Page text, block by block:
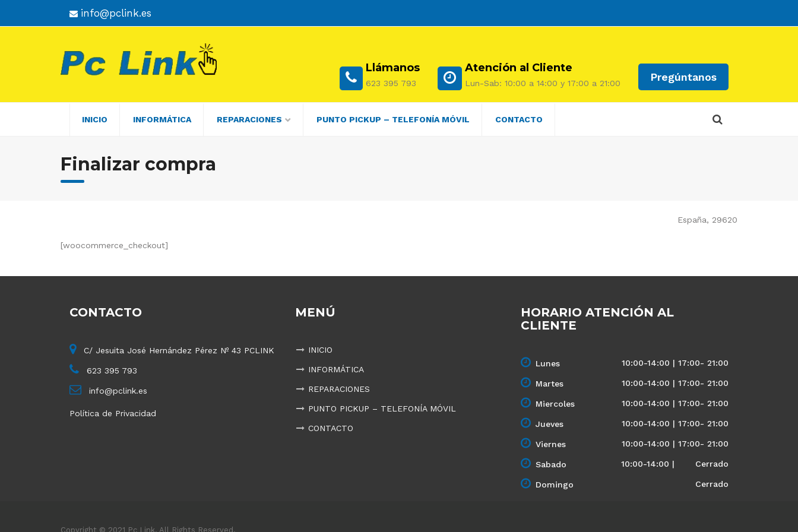
info@pclink.es
Pregúntanos
Atención al Cliente
Lun-Sab: 10:00 a 14:00 y 17:00 a 21:00
Llámanos
623 395 793
INICIO INFORMÁTICA REPARACIONES PUNTO PICKUP – TELEFONÍA MÓVIL CONTACTO
Finalizar compra
España, 29620
[woocommerce_checkout]
CONTACTO
C/ Jesuita José Hernández Pérez Nº 43 PCLINK
623 395 793
info@pclink.es
Política de Privacidad
MENÚ
INICIO
INFORMÁTICA
REPARACIONES
PUNTO PICKUP – TELEFONÍA MÓVIL
CONTACTO
HORARIO ATENCIÓN AL
CLIENTE
Lunes 10:00-14:00 | 17:00- 21:00
Martes 10:00-14:00 | 17:00- 21:00
Miercoles 10:00-14:00 | 17:00- 21:00
Jueves 10:00-14:00 | 17:00- 21:00
Viernes 10:00-14:00 | 17:00- 21:00
Sabado 10:00-14:00 | Cerrado
Domingo Cerrado
Copyright © 2021 Pc Link. All Rights Reserved.